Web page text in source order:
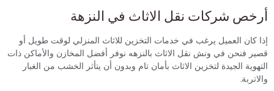
شركات نقل الاثاث في النزهة
كان العميل يرغب في خدمات التخزين للاثاث المنزلي لوقت طويل أو
فنحن في ونش نقل الاثاث بالنزهه نوفر أفضل المخازن والأماكن ذات
الجيدة لتخزين الاثاث بأمان تام وبدون أن يتأثر الخشب من الغبار